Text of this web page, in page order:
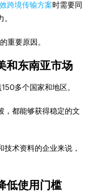
跨境传输方案时需要同
重要原因。
和东南亚市场
多个国家和地区。
，都能够获得稳定的文
术资料的企业来说，
低使用门槛